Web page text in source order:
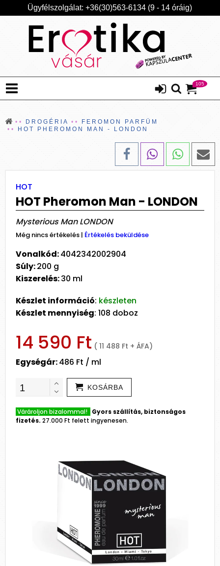
Ügyfélszolgálat: +36(30)563-6134 (9 - 14 óráig)
105
DROGÉRIA
FEROMON PARFÜM
HOT PHEROMON MAN - LONDON
HOT
HOT Pheromon Man - LONDON
Mysterious Man LONDON
Még nincs értékelés | Értékelés beküldése
Vonalkód:4042342002904
Súly:200 g
Kiszerelés:30 ml
Készlet információ: készleten
Készlet mennyiség: 108 doboz
14 590 Ft ( 11 488 Ft + ÁFA)
Egységár:486 Ft / ml
KOSÁRBA
Várároljon bizalommal! Gyors szállítás, biztonságos
fizetés. 27.000 Ft felett ingyenesen.